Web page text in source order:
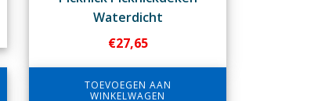
Waterdicht
€27,65
TOEVOEGEN AAN
WINKELWAGEN